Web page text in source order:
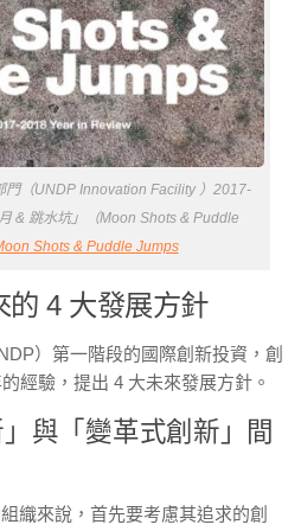
門（UNDP Innovation Facility ）2017-
& 跳水坑」（Moon Shots & Puddle
Shots & Puddle Jumps
的 4 大發展方針
）第一階段的國際創新投資， 創
經驗，提出 4 大未來發展方針。
與「變革式創新」間
織來說，首先要考慮其追求的創